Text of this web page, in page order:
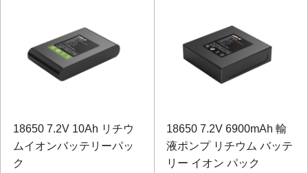
18650 7.2V 10Ah リチウ
ムイオンバッテリーパッ
ク
18650 7.2V 6900mAh 輸
液ポンプ リチウム バッテ
リー イオン パック